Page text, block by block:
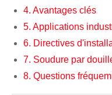
4. Avantages clés
5. Applications
6. Directives
7. Soudure par
8. Questions